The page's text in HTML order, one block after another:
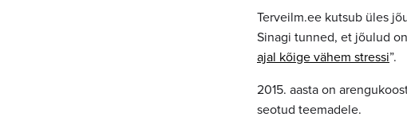
Terveilm.ee kutsub üles
Sinagi tunned, et jõulud
ajal kõige vähem stressi”.
2015. aasta on
seotud teemadele.